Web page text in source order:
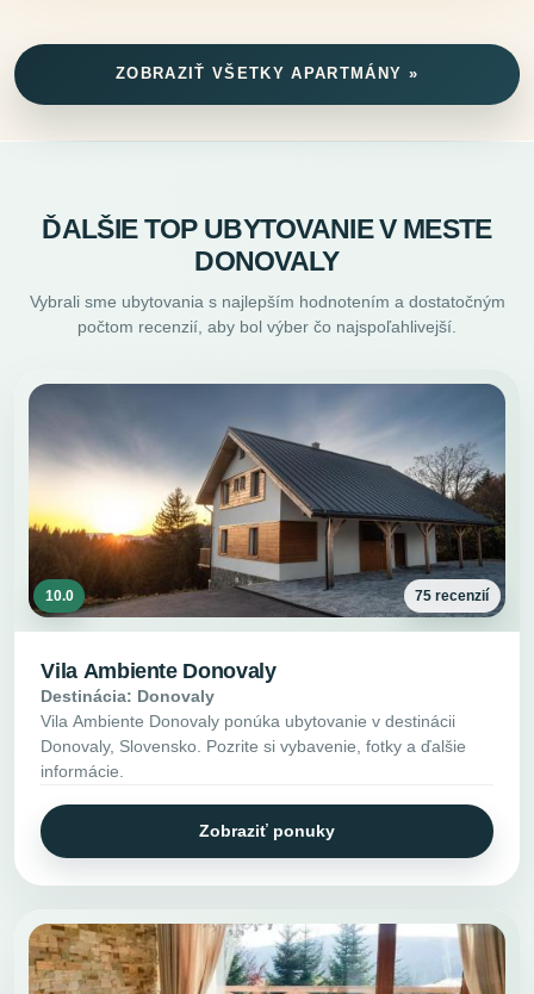
ZOBRAZIŤ VŠETKY APARTMÁNY »
ĎALŠIE TOP UBYTOVANIE V MESTE
DONOVALY
Vybrali sme ubytovania s najlepším hodnotením a dostatočným
počtom recenzií, aby bol výber čo najspoľahlivejší.
10.0 75 recenzií
Vila Ambiente Donovaly
Destinácia: Donovaly
Vila Ambiente Donovaly ponúka ubytovanie v destinácii
Donovaly, Slovensko. Pozrite si vybavenie, fotky a ďalšie
informácie.
Zobraziť ponuky